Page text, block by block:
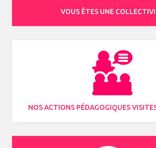
VOUS ÊTES UNE
NOS ACTIONS PÉDAGOGIQUES